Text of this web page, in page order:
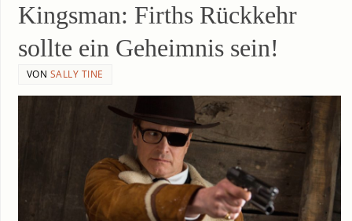
King­s­man: Firths Rück­kehr
soll­te ein Geheim­nis sein!
VON SALLY TINE